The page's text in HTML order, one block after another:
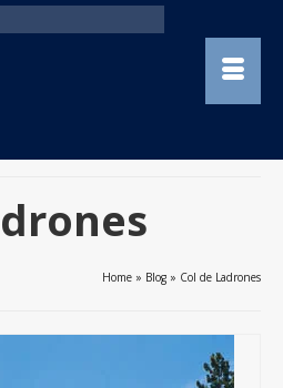
Home » Blog » Col de Ladrones